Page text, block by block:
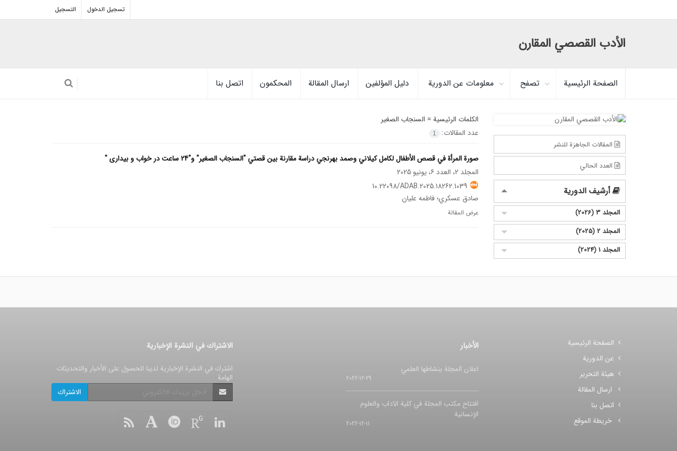
تسجيل الدخول التسجيل
الأدب القصصي المقارن
الصفحة الرئيسية تصفح معلومات عن الدورية دليل المؤلفين ارسال المقالة المحكمون اتصل بنا
الكلمات الرئيسية = السنجاب الصغير
عدد المقالات:
1
صورة المرأة في قصص الأطفال لكامل كيلاني وصمد بهرنجي دراسة مقارنة بين قصتي "السنجاب الصغير" و"24 ساعت در خواب و بیداری "
المجلد 2، العدد 6، يونيو 2025
10.22098/ADAB.2025.18262.1039
صادق عسكري؛ فاطمه عليان
عرض المقالة
المقالات الجاهزة للنشر
العدد الحالي
أرشيف الدورية
المجلد 3 (2026)
المجلد 2 (2025)
المجلد 1 (2024)
الصفحة الرئيسية
عن الدورية
هيئة التحرير
ارسال المقالة
اتصل بنا
خريطة الموقع
الأخبار
اعلان المجلة بنشاطها العلمي
2022-12-29
افتتاح مکتب المجلة في کلیة الآداب والعلوم
الإنسانیة
2022-12-11
الاشتراك في النشرة الإخبارية
اشترك في النشرة الإخبارية لدينا للحصول على الأخبار والتحديثات
الهامة
الاشتراك